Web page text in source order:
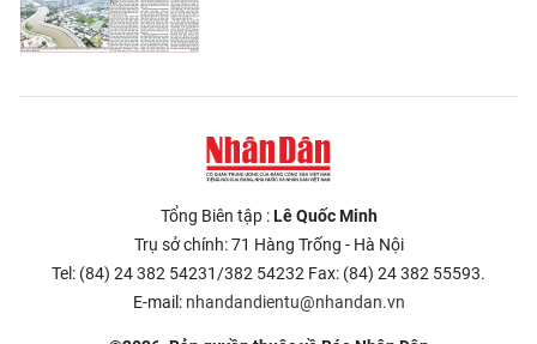
Tổng Biên tập :Lê Quốc Minh
Trụ sở chính: 71 Hàng Trống - Hà Nội
Tel: (84) 24 382 54231/382 54232 Fax: (84) 24 382 55593.
E-mail: nhandandientu@nhandan.vn